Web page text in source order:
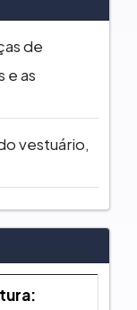
de
e as
vestuário,